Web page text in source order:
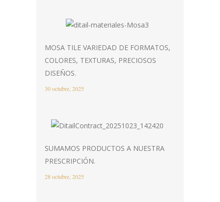
MOSA TILE VARIEDAD DE FORMATOS,
COLORES, TEXTURAS, PRECIOSOS
DISEÑOS.
30 octubre, 2025
SUMAMOS PRODUCTOS A NUESTRA
PRESCRIPCIÓN.
28 octubre, 2025